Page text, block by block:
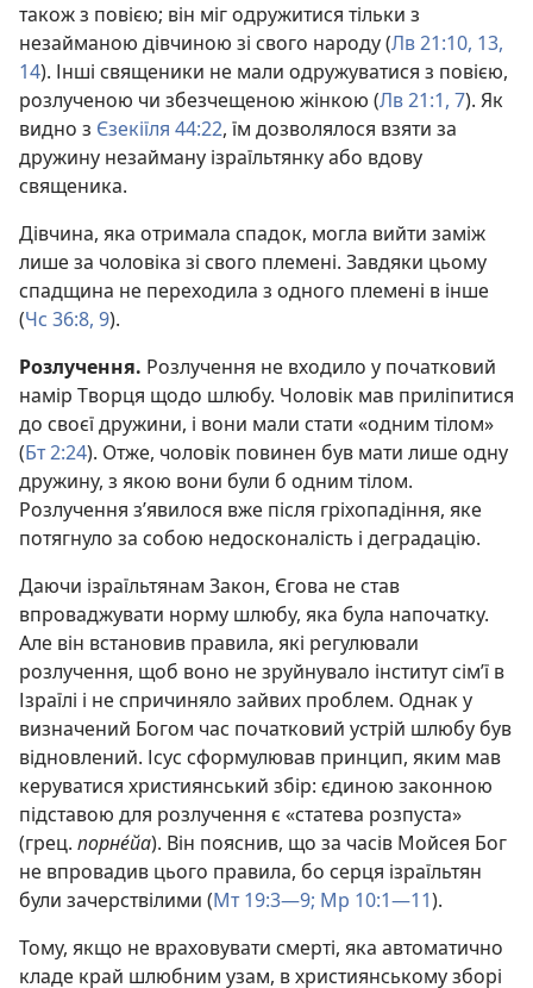
також з повією; він міг одружитися тільки з
незайманою дівчиною зі свого народу (Лв 21:10, 13,
14). Інші священики не мали одружуватися з повією,
розлученою чи збезчещеною жінкою (Лв 21:1, 7). Як
видно з Єзекіїля 44:22, їм дозволялося взяти за
дружину незайману ізраїльтянку або вдову
священика.
Дівчина, яка отримала спадок, могла вийти заміж
лише за чоловіка зі свого племені. Завдяки цьому
спадщина не переходила з одного племені в інше
(Чс 36:8, 9).
Розлучення. Розлучення не входило у початковий
намір Творця щодо шлюбу. Чоловік мав приліпитися
до своєї дружини, і вони мали стати «одним тілом»
(Бт 2:24). Отже, чоловік повинен був мати лише одну
дружину, з якою вони були б одним тілом.
Розлучення з’явилося вже після гріхопадіння, яке
потягнуло за собою недосконалість і деградацію.
Даючи ізраїльтянам Закон, Єгова не став
впроваджувати норму шлюбу, яка була напочатку.
Але він встановив правила, які регулювали
розлучення, щоб воно не зруйнувало інститут сім’ї в
Ізраїлі і не спричиняло зайвих проблем. Однак у
визначений Богом час початковий устрій шлюбу був
відновлений. Ісус сформулював принцип, яким мав
керуватися християнський збір: єдиною законною
підставою для розлучення є «статева розпуста»
(грец. порне́йа). Він пояснив, що за часів Мойсея Бог
не впровадив цього правила, бо серця ізраїльтян
були зачерствілими (Мт 19:3—9; Мр 10:1—11).
Тому, якщо не враховувати смерті, яка автоматично
кладе край шлюбним узам, в християнському зборі